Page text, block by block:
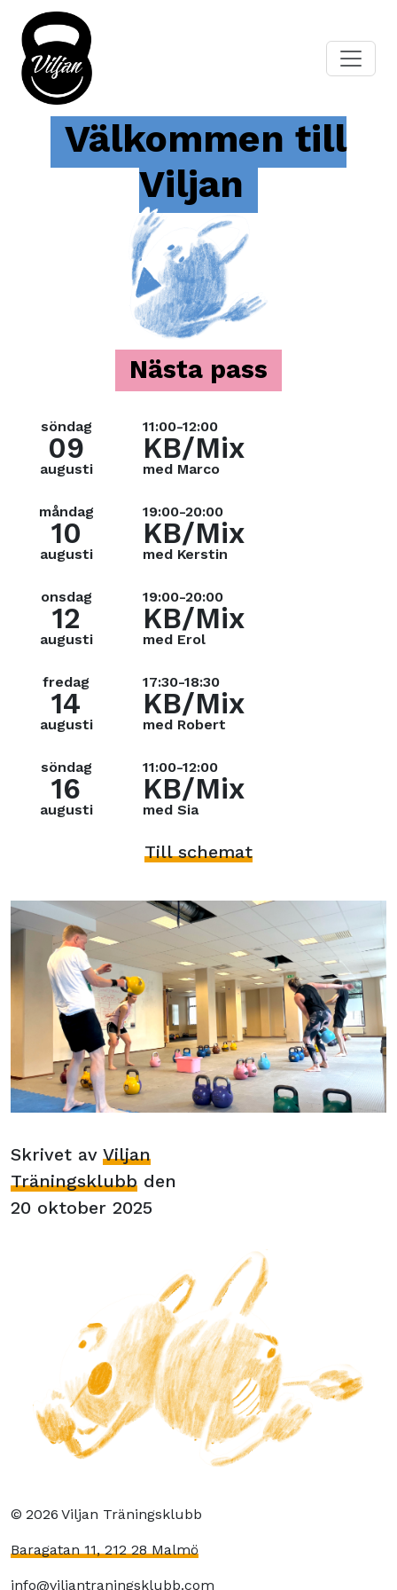
Skrivet av Viljan
Träningsklubb den
20 oktober 2025
Välkommen till
Viljan
Nästa pass
söndag
09
augusti
11:00-12:00
KB/Mix
med Marco
måndag
10
augusti
19:00-20:00
KB/Mix
med Kerstin
onsdag
12
augusti
19:00-20:00
KB/Mix
med Erol
fredag
14
augusti
17:30-18:30
KB/Mix
med Robert
söndag
16
augusti
11:00-12:00
KB/Mix
med Sia
Till schemat
© 2026 Viljan Träningsklubb
Baragatan 11, 212 28 Malmö
info@viljantraningsklubb.com